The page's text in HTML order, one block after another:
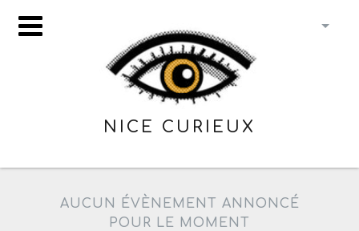
NICE CURIEUX
AUCUN ÉVÈNEMENT ANNONCÉ
POUR LE MOMENT